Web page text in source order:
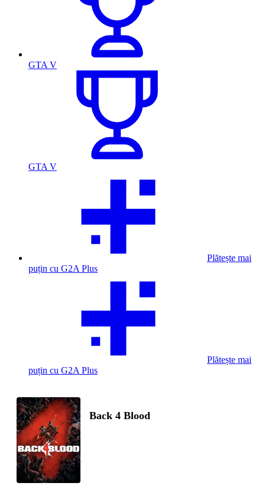
GTA V
GTA V
Plătește mai
puțin cu G2A Plus
Plătește mai
puțin cu G2A Plus
Back 4 Blood